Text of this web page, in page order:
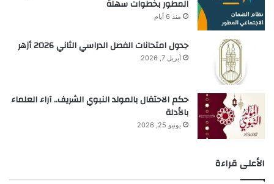
المطور بخطوات سهلة
منذ 6 أيام
جدول امتحانات الفصل الدراسي الثاني 2026 أزهر
أبريل 7, 2026
حكم الاحتفال بالمولد النبوي الشريف.. آراء العلماء
بالأدلة
يونيو 25, 2026
الأعلى قراءة